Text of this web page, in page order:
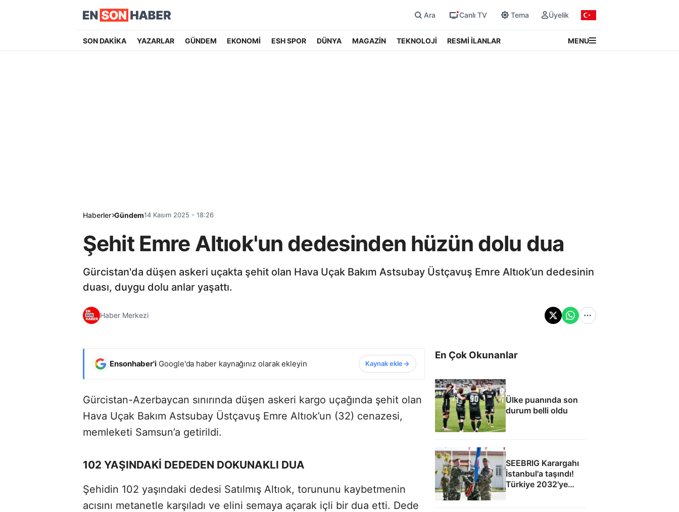
Ara Canlı TV Tema Üyelik
SON DAKİKA YAZARLAR GÜNDEM EKONOMİ ESH SPOR DÜNYA MAGAZİN TEKNOLOJİ RESMİ İLANLAR MENU
Haberler Gündem14 Kasım 2025 - 18:26
Şehit Emre Altıok'un dedesinden hüzün dolu dua
Gürcistan'da düşen askeri uçakta şehit olan Hava Uçak Bakım Astsubay Üstçavuş Emre Altıok’un dedesinin
duası, duygu dolu anlar yaşattı.
Haber Merkezi
Ensonhaber'i Google'da haber kaynağınız olarak ekleyin Kaynak ekle
Gürcistan-Azerbaycan sınırında düşen askeri kargo uçağında şehit olan
Hava Uçak Bakım Astsubay Üstçavuş Emre Altıok’un (32) cenazesi,
memleketi Samsun’a getirildi.
102 YAŞINDAKİ DEDEDEN DOKUNAKLI DUA
Şehidin 102 yaşındaki dedesi Satılmış Altıok, torununu kaybetmenin
acısını metanetle karşıladı ve elini semaya açarak içli bir dua etti. Dede
En Çok Okunanlar
Ülke puanında son
durum belli oldu
SEEBRIG Karargahı
İstanbul'a taşındı!
Türkiye 2032'ye
kadar ev sahibi